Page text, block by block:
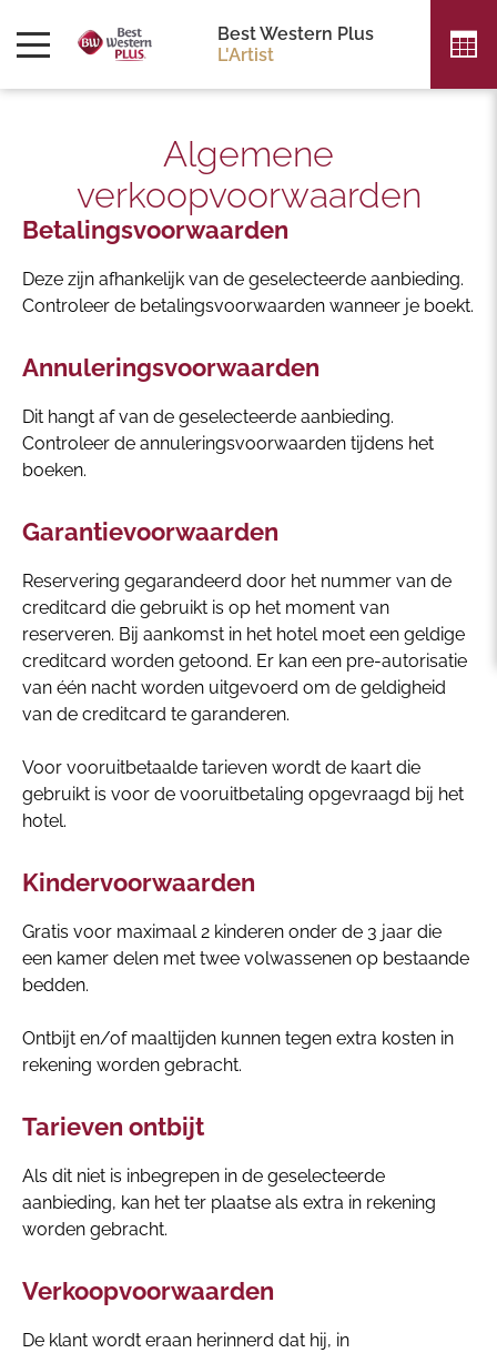
Best Western Plus
L'Artist
Algemene
verkoopvoorwaarden
Betalingsvoorwaarden
Deze zijn afhankelijk van de geselecteerde aanbieding.
Controleer de betalingsvoorwaarden wanneer je boekt.
Annuleringsvoorwaarden
Dit hangt af van de geselecteerde aanbieding.
Controleer de annuleringsvoorwaarden tijdens het
boeken.
Garantievoorwaarden
Reservering gegarandeerd door het nummer van de
creditcard die gebruikt is op het moment van
reserveren. Bij aankomst in het hotel moet een geldige
creditcard worden getoond. Er kan een pre-autorisatie
van één nacht worden uitgevoerd om de geldigheid
van de creditcard te garanderen.
Voor vooruitbetaalde tarieven wordt de kaart die
gebruikt is voor de vooruitbetaling opgevraagd bij het
hotel.
Kindervoorwaarden
Gratis voor maximaal 2 kinderen onder de 3 jaar die
een kamer delen met twee volwassenen op bestaande
bedden.
Ontbijt en/of maaltijden kunnen tegen extra kosten in
rekening worden gebracht.
Tarieven ontbijt
Als dit niet is inbegrepen in de geselecteerde
aanbieding, kan het ter plaatse als extra in rekening
worden gebracht.
Verkoopvoorwaarden
De klant wordt eraan herinnerd dat hij, in